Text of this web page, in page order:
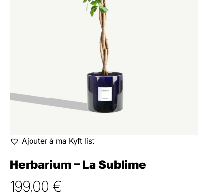
Ajouter à ma Kyft list
Herbarium – La Sublime
199,00 €